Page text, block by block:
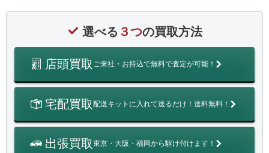
選べる ３つの買取方法
店頭買取 ご来社・お持込で無料で査定が可能！
宅配買取配送キットに入れて送るだけ！送料無料！
出張買取東京・大阪・福岡から駆け付けます！